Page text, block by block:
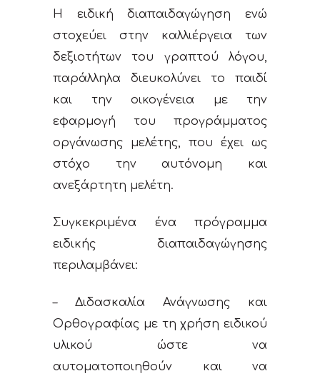
Η ειδική διαπαιδαγώγηση ενώ
στοχεύει στην καλλιέργεια των
δεξιοτήτων του γραπτού λόγου,
παράλληλα διευκολύνει το παιδί
και την οικογένεια με την
εφαρμογή του προγράμματος
οργάνωσης μελέτης, που έχει ως
στόχο την αυτόνομη και
ανεξάρτητη μελέτη.
Συγκεκριμένα ένα πρόγραμμα
ειδικής διαπαιδαγώγησης
περιλαμβάνει:
– Διδασκαλία Ανάγνωσης και
Ορθογραφίας με τη χρήση ειδικού
υλικού ώστε να
αυτοματοποιηθούν και να